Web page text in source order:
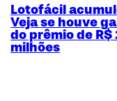
Lotofácil
Veja se houve
do prêmio de R$
milhões